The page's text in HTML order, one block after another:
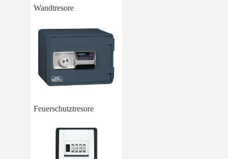
Wandtresore
Feuerschutztresore